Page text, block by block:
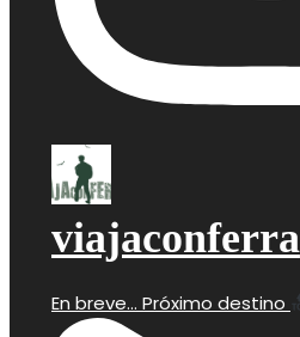
viajaconferra
En breve… Próximo destino